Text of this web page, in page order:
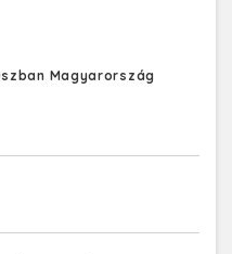
Magyarország